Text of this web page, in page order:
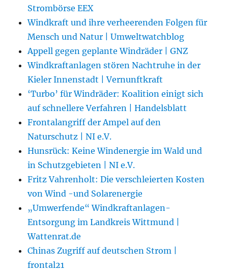
Strombörse EEX
Windkraft und ihre verheerenden Folgen für
Mensch und Natur | Umweltwatchblog
Appell gegen geplante Windräder | GNZ
Windkraftanlagen stören Nachtruhe in der
Kieler Innenstadt | Vernunftkraft
‘Turbo’ für Windräder: Koalition einigt sich
auf schnellere Verfahren | Handelsblatt
Frontalangriff der Ampel auf den
Naturschutz | NI e.V.
Hunsrück: Keine Windenergie im Wald und
in Schutzgebieten | NI e.V.
Fritz Vahrenholt: Die verschleierten Kosten
von Wind -und Solarenergie
„Umwerfende“ Windkraftanlagen-
Entsorgung im Landkreis Wittmund |
Wattenrat.de
Chinas Zugriff auf deutschen Strom |
frontal21